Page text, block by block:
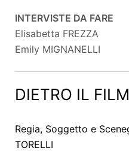
INTERVISTE DA FARE
Elisabetta FREZZA
Emily MIGNANELLI
DIETRO IL FILM
Regia, Soggetto e
TORELLI